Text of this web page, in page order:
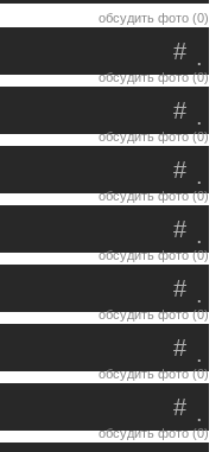
обсудить фото (0)
.
#
обсудить фото (0)
.
#
обсудить фото (0)
.
#
обсудить фото (0)
.
#
обсудить фото (0)
.
#
обсудить фото (0)
.
#
обсудить фото (0)
.
#
обсудить фото (0)